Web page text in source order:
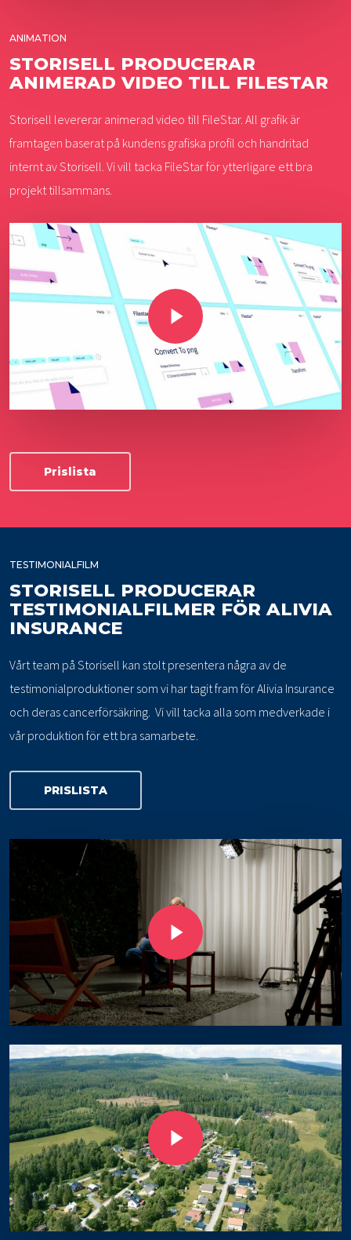
ANIMATION
STORISELL PRODUCERAR
ANIMERAD VIDEO TILL FILESTAR
Storisell levererar animerad video till FileStar. All grafik är
framtagen baserat på kundens grafiska profil och handritad
internt av Storisell. Vi vill tacka FileStar för ytterligare ett bra
projekt tillsammans.
Play Video
Prislista
TESTIMONIALFILM
STORISELL PRODUCERAR
TESTIMONIALFILMER FÖR ALIVIA
INSURANCE
Vårt team på Storisell kan stolt presentera några av de
testimonialproduktioner som vi har tagit fram för Alivia Insurance
och deras cancerförsäkring. Vi vill tacka alla som medverkade i
vår produktion för ett bra samarbete.
PRISLISTA
Play Video
Play Video